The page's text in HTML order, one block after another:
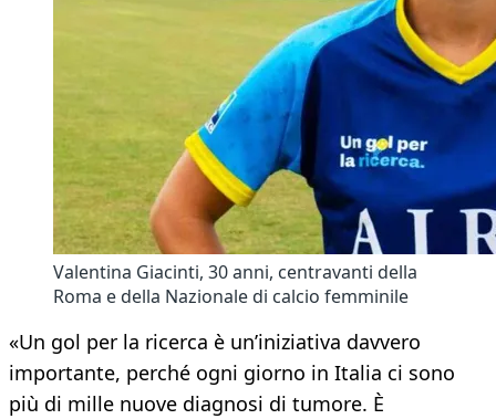
Valentina Giacinti, 30 anni, centravanti della
Roma e della Nazionale di calcio femminile
«Un gol per la ricerca è un’iniziativa davvero
importante, perché ogni giorno in Italia ci sono
più di mille nuove diagnosi di tumore. È